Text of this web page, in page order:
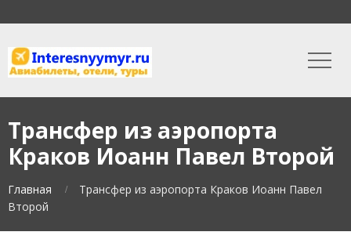
Трансфер из аэропорта
Краков Иоанн Павел Второй
Главная
Трансфер из аэропорта Краков Иоанн Павел
Второй